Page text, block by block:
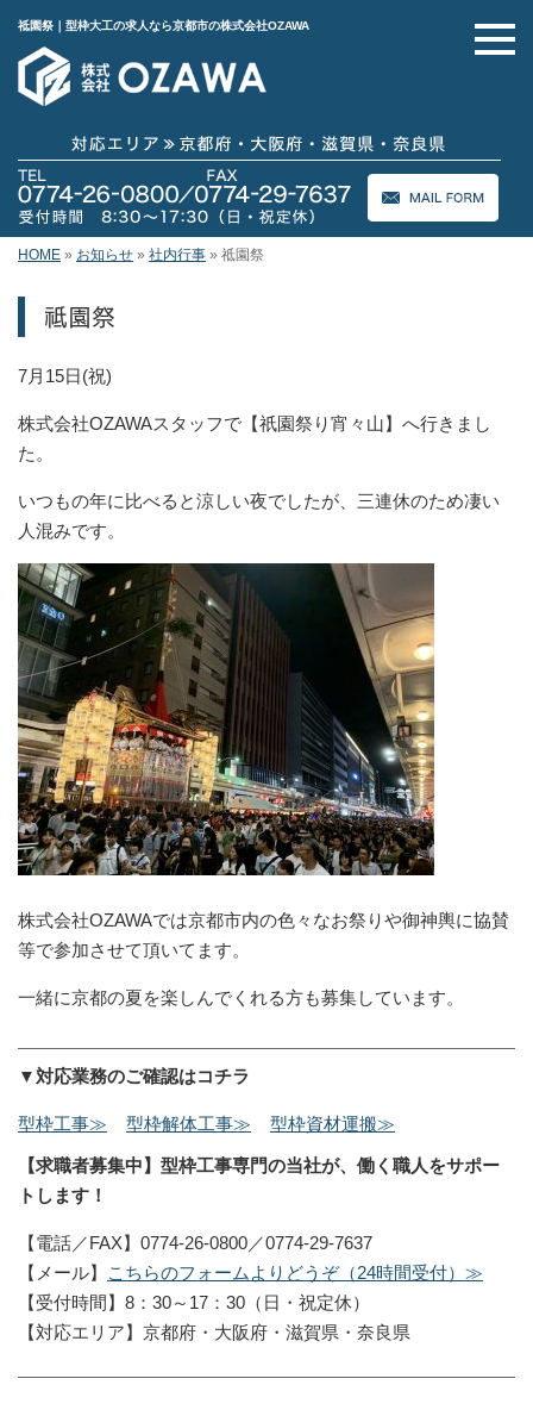
祗園祭｜型枠大工の求人なら京都市の株式会社OZAWA
HOME » お知らせ » 社内行事 » 祗園祭
祗園祭
7月15日(祝)
株式会社OZAWAスタッフで【祇園祭り宵々山】へ行きまし
た。
いつもの年に比べると涼しい夜でしたが、三連休のため凄い
人混みです。
株式会社OZAWAでは京都市内の色々なお祭りや御神輿に協賛
等で参加させて頂いてます。
一緒に京都の夏を楽しんでくれる方も募集しています。
▼対応業務のご確認はコチラ
型枠工事≫ 型枠解体工事≫ 型枠資材運搬≫
【求職者募集中】型枠工事専門の当社が、働く職人をサポー
トします！
【電話／FAX】0774-26-0800／0774-29-7637
【メール】
こちらのフォームよりどうぞ（24時間受付）≫
【受付時間】8：30～17：30（日・祝定休）
【対応エリア】京都府・大阪府・滋賀県・奈良県